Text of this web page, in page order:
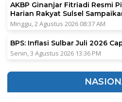
AKBP Ginanjar Fitriadi Resmi
Harian Rakyat Sulsel
Minggu, 2 Agustus 2026 08:37 AM
BPS: Inflasi Sulbar Juli 2026
Senin, 3 Agustus 2026 13:36 PM